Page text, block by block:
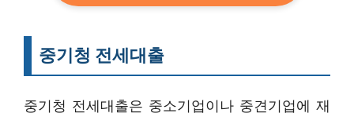
중기청 전세대출
중기청 전세대출은 중소기업이나 중견기업에 재